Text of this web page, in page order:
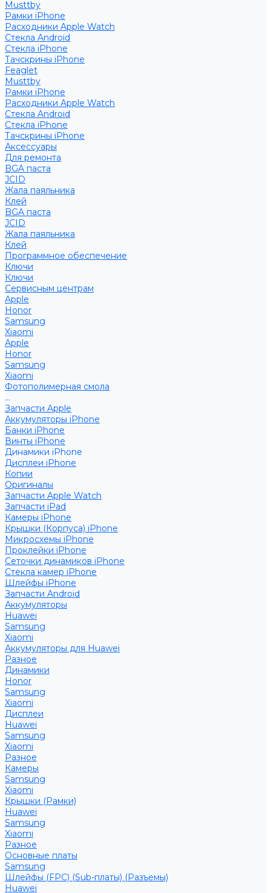
Musttby
Рамки iPhone
Расходники Apple Watch
Стекла Android
Стекла iPhone
Тачскрины iPhone
Feaglet
Musttby
Рамки iPhone
Расходники Apple Watch
Стекла Android
Стекла iPhone
Тачскрины iPhone
Аксессуары
Для ремонта
BGA паста
JCID
Жала паяльника
Клей
BGA паста
JCID
Жала паяльника
Клей
Программное обеспечение
Ключи
Ключи
Сервисным центрам
Apple
Honor
Samsung
Xiaomi
Apple
Honor
Samsung
Xiaomi
Фотополимерная смола
...
Запчасти Apple
Аккумуляторы iPhone
Банки iPhone
Винты iPhone
Динамики iPhone
Дисплеи iPhone
Копии
Оригиналы
Запчасти Apple Watch
Запчасти iPad
Камеры iPhone
Крышки (Корпуса) iPhone
Микросхемы iPhone
Проклейки iPhone
Сеточки динамиков iPhone
Стекла камер iPhone
Шлейфы iPhone
Запчасти Android
Аккумуляторы
Huawei
Samsung
Xiaomi
Аккумуляторы для Huawei
Разное
Динамики
Honor
Samsung
Xiaomi
Дисплеи
Huawei
Samsung
Xiaomi
Разное
Камеры
Samsung
Xiaomi
Крышки (Рамки)
Huawei
Samsung
Xiaomi
Разное
Основные платы
Samsung
Шлейфы (FPC) (Sub-платы) (Разъемы)
Huawei